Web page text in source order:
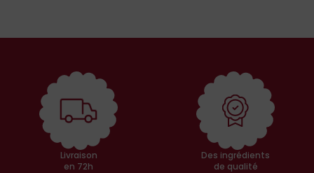
Livraison
en 72h
Des ingrédients
de qualité